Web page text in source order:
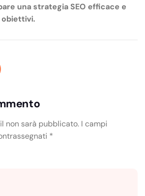
una strategia SEO efficace e
non sarà pubblicato. I campi
*